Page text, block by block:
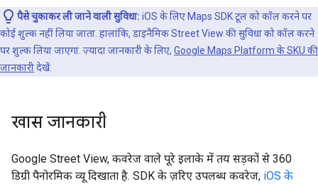
पैसे चुकाकर ली जाने वाली सुविधा: iOS के लिए Maps SDK टूल को कॉल करने पर
कोई शुल्क नहीं लिया जाता. हालांकि, डाइनैमिक Street View की सुविधा को कॉल करने
पर शुल्क लिया जाएगा. ज़्यादा जानकारी के लिए, Google Maps Platform के SKU की
जानकारीदेखें.
खास जानकारी
Google Street View, कवरेज वाले पूरे इलाके में तय सड़कों से 360
डिग्री पैनोरमिक व्यू दिखाता है. SDK के ज़रिए उपलब्ध कवरेज, iOS के